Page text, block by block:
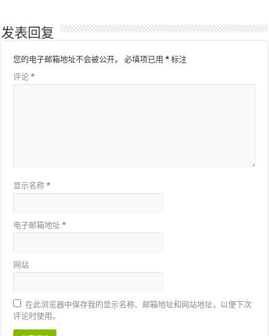
发表回复
您的电子邮箱地址不会被公开。 必填项已用* 标注
评论*
显示名称*
电子邮箱地址*
网站
在此浏览器中保存我的显示名称、邮箱地址和网站地址，以便下次
评论时使用。